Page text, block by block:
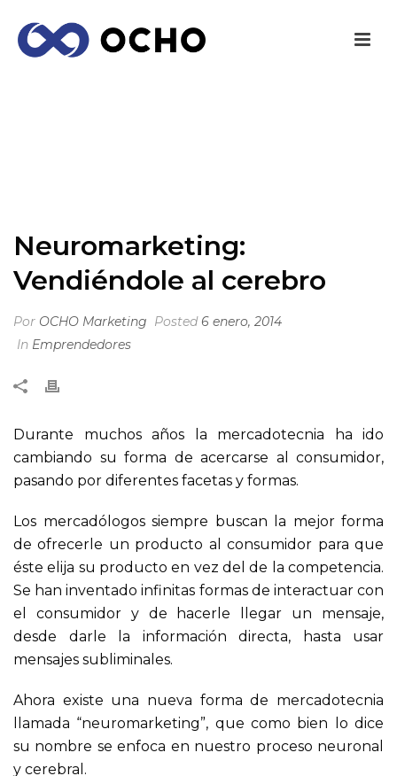
Neuromarketing:
Vendiéndole al cerebro
Por OCHO Marketing Posted 6 enero, 2014
In Emprendedores
Durante muchos años la mercadotecnia ha ido
cambiando su forma de acercarse al consumidor,
pasando por diferentes facetas y formas.
Los mercadólogos siempre buscan la mejor forma
de ofrecerle un producto al consumidor para que
éste elija su producto en vez del de la competencia.
Se han inventado infinitas formas de interactuar con
el consumidor y de hacerle llegar un mensaje,
desde darle la información directa, hasta usar
mensajes subliminales.
Ahora existe una nueva forma de mercadotecnia
llamada “neuromarketing”, que como bien lo dice
su nombre se enfoca en nuestro proceso neuronal
y cerebral.